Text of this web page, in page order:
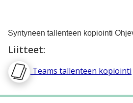
Syntyneen tallenteen kopiointi
Liitteet:
Teams tallenteen kopiointi